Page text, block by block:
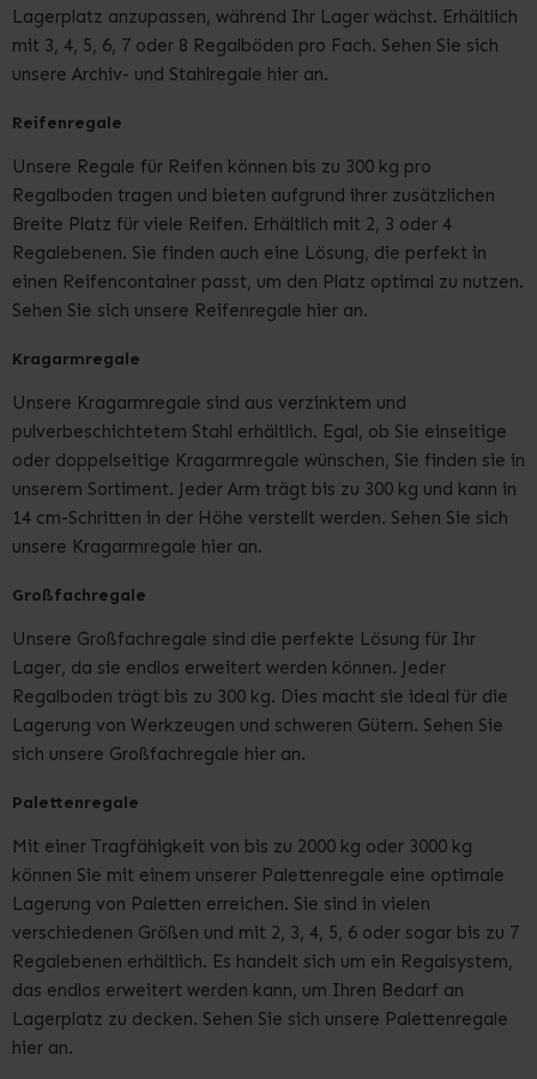
Lagerplatz anzupassen, während Ihr Lager wächst. Erhältlich
mit 3, 4, 5, 6, 7 oder 8 Regalböden pro Fach. Sehen Sie sich
unsere Archiv- und Stahlregale hier an.
Reifenregale
Unsere Regale für Reifen können bis zu 300 kg pro
Regalboden tragen und bieten aufgrund ihrer zusätzlichen
Breite Platz für viele Reifen. Erhältlich mit 2, 3 oder 4
Regalebenen. Sie finden auch eine Lösung, die perfekt in
einen Reifencontainer passt, um den Platz optimal zu nutzen.
Sehen Sie sich unsere Reifenregale hier an.
Kragarmregale
Unsere Kragarmregale sind aus verzinktem und
pulverbeschichtetem Stahl erhältlich. Egal, ob Sie einseitige
oder doppelseitige Kragarmregale wünschen, Sie finden sie in
unserem Sortiment. Jeder Arm trägt bis zu 300 kg und kann in
14 cm-Schritten in der Höhe verstellt werden. Sehen Sie sich
unsere Kragarmregale hier an.
Großfachregale
Unsere Großfachregale sind die perfekte Lösung für Ihr
Lager, da sie endlos erweitert werden können. Jeder
Regalboden trägt bis zu 300 kg. Dies macht sie ideal für die
Lagerung von Werkzeugen und schweren Gütern. Sehen Sie
sich unsere Großfachregale hier an.
Palettenregale
Mit einer Tragfähigkeit von bis zu 2000 kg oder 3000 kg
können Sie mit einem unserer Palettenregale eine optimale
Lagerung von Paletten erreichen. Sie sind in vielen
verschiedenen Größen und mit 2, 3, 4, 5, 6 oder sogar bis zu 7
Regalebenen erhältlich. Es handelt sich um ein Regalsystem,
das endlos erweitert werden kann, um Ihren Bedarf an
Lagerplatz zu decken. Sehen Sie sich unsere Palettenregale
hier an.